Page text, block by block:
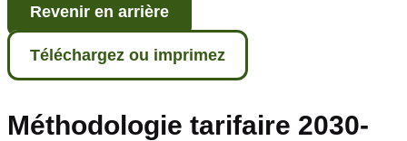
Revenir en arrière
Téléchargez ou imprimez
Méthodologie tarifaire 2030-